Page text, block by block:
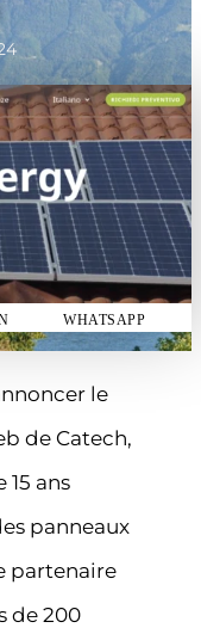
WHATSAPP
le
de Catech,
ans
panneaux
partenaire
de 200